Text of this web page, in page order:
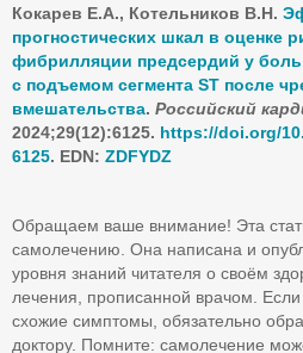
Кокарев Е.А., Котельников В.Н.
прогностических шкал в оценке
фибрилляции предсердий у
с подъемом сегмента ST после
вмешательства. Российский
2024;29(12):6125. https://doi.org/
6125. EDN: ZDFYDZ
Обращаем ваше внимание! Эта
самолечению. Она написана и
уровня знаний читателя о своём
лечения, прописанной врачом.
схожие симптомы, обязательно
доктору. Помните: самолечение